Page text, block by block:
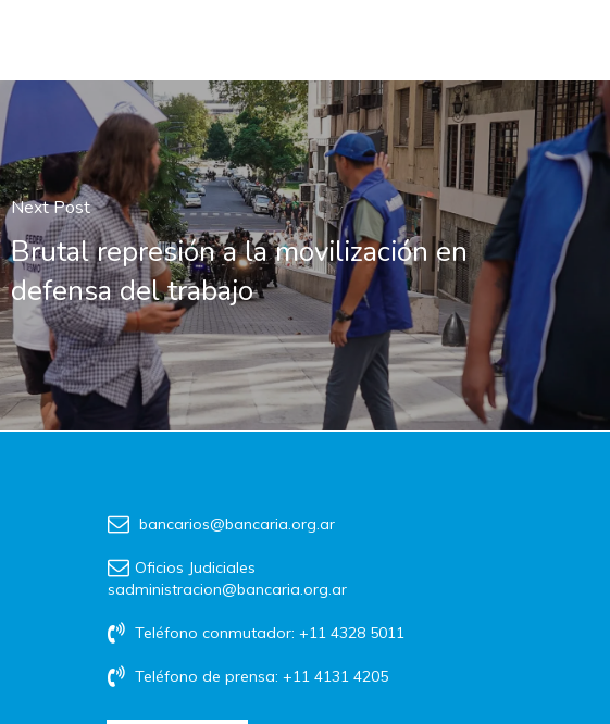
Next Post
Brutal represión a la movilización en
defensa del trabajo
bancarios@bancaria.org.ar
Oficios Judiciales
sadministracion@bancaria.org.ar
Teléfono conmutador: +11 4328 5011
Teléfono de prensa: +11 4131 4205